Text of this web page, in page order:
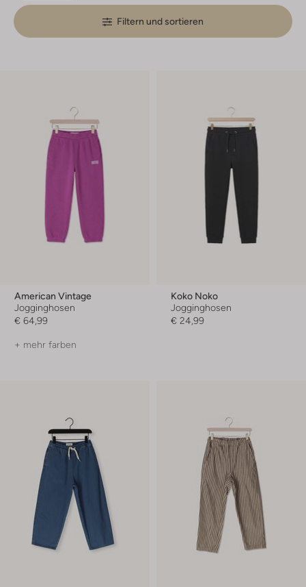
Filtern und sortieren
American Vintage
Jogginghosen
€ 64,99
+ mehr farben
Koko Noko
Jogginghosen
€ 24,99